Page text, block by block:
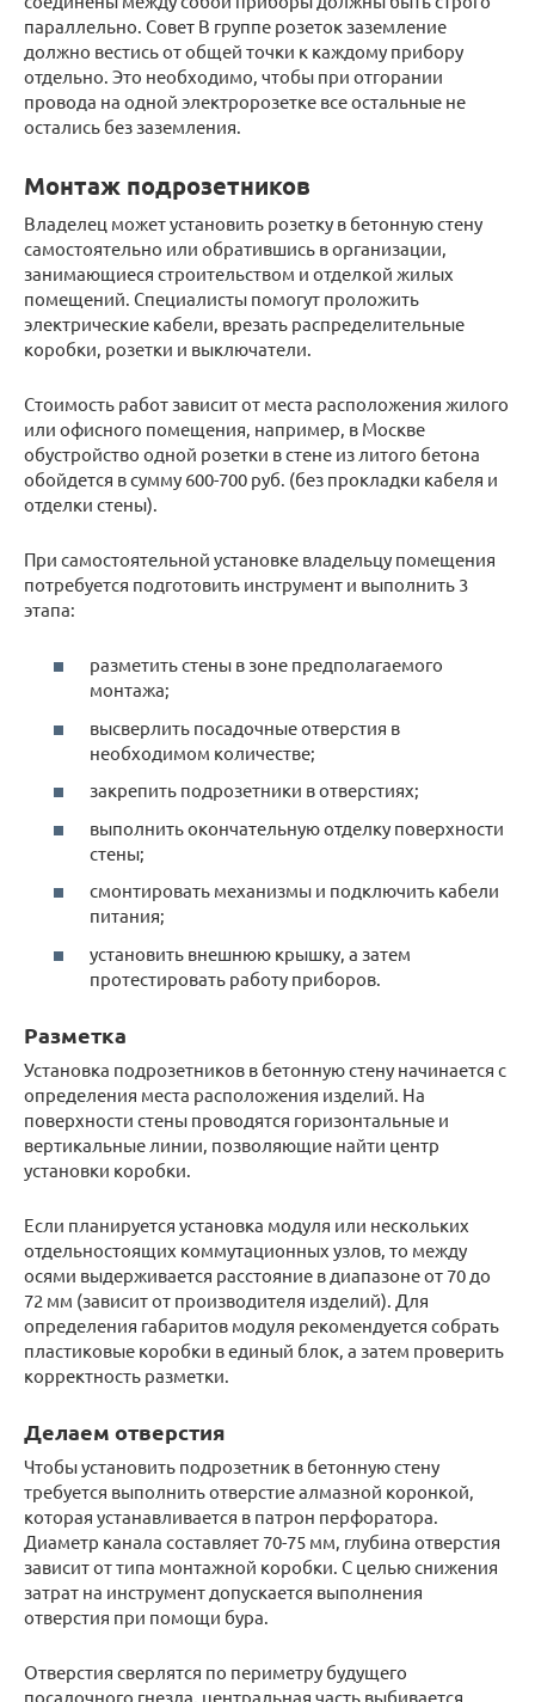
параллельно. Совет В группе розеток заземление
должно вестись от общей точки к каждому прибору
отдельно. Это необходимо, чтобы при отгорании
провода на одной электророзетке все остальные не
остались без заземления.
Монтаж подрозетников
Владелец может установить розетку в бетонную стену
самостоятельно или обратившись в организации,
занимающиеся строительством и отделкой жилых
помещений. Специалисты помогут проложить
электрические кабели, врезать распределительные
коробки, розетки и выключатели.
Стоимость работ зависит от места расположения жилого
или офисного помещения, например, в Москве
обустройство одной розетки в стене из литого бетона
обойдется в сумму 600-700 руб. (без прокладки кабеля и
отделки стены).
При самостоятельной установке владельцу помещения
потребуется подготовить инструмент и выполнить 3
этапа:
разметить стены в зоне предполагаемого
монтажа;
высверлить посадочные отверстия в
необходимом количестве;
закрепить подрозетники в отверстиях;
выполнить окончательную отделку поверхности
стены;
смонтировать механизмы и подключить кабели
питания;
установить внешнюю крышку, а затем
протестировать работу приборов.
Разметка
Установка подрозетников в бетонную стену начинается с
определения места расположения изделий. На
поверхности стены проводятся горизонтальные и
вертикальные линии, позволяющие найти центр
установки коробки.
Если планируется установка модуля или нескольких
отдельностоящих коммутационных узлов, то между
осями выдерживается расстояние в диапазоне от 70 до
72 мм (зависит от производителя изделий). Для
определения габаритов модуля рекомендуется собрать
пластиковые коробки в единый блок, а затем проверить
корректность разметки.
Делаем отверстия
Чтобы установить подрозетник в бетонную стену
требуется выполнить отверстие алмазной коронкой,
которая устанавливается в патрон перфоратора.
Диаметр канала составляет 70-75 мм, глубина отверстия
зависит от типа монтажной коробки. С целью снижения
затрат на инструмент допускается выполнения
отверстия при помощи бура.
Отверстия сверлятся по периметру будущего
посадочного гнезда, центральная часть выбивается